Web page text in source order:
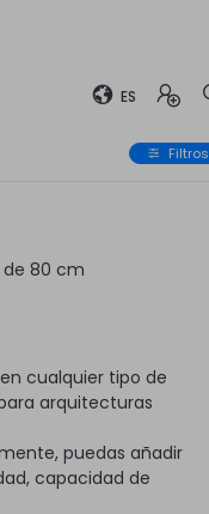
ES
Filtros
80 cm
cualquier tipo de
arquitecturas
puedas añadir
capacidad de